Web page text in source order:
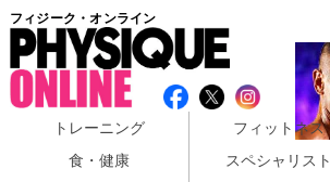
フィジーク・オンライン
トレーニング
フィットネス
食・健康
スペシャリスト